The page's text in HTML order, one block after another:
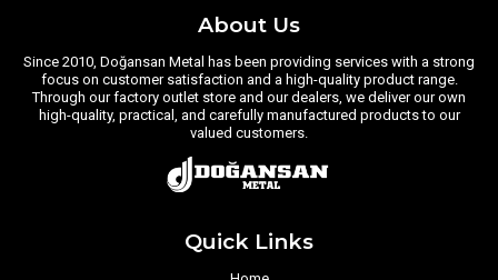
About Us
Since 2010, Doğansan Metal has been providing services with a strong
focus on customer satisfaction and a high-quality product range.
Through our factory outlet store and our dealers, we deliver our own
high-quality, practical, and carefully manufactured products to our
valued customers.
Quick Links